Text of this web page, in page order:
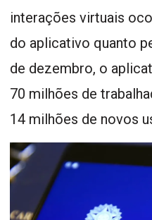
interações virtuais
do aplicativo quanto
de dezembro, o
70 milhões de
14 milhões de novos